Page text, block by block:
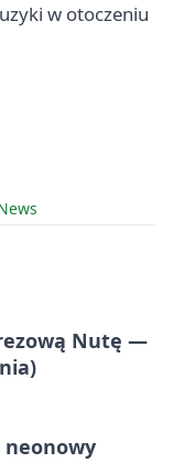
w otoczeniu
Nutę —
neonowy